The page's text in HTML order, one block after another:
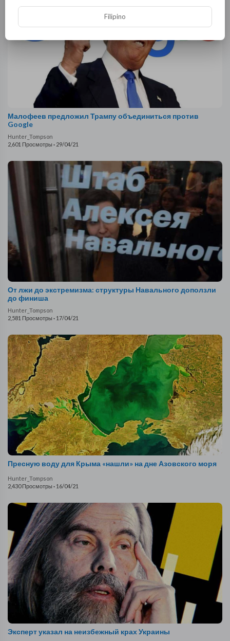
Малофеев предложил Трампу объединиться против
Google
Hunter_Tompson
2,601 Просмотры · 29/04/21
От лжи до экстремизма: структуры Навального доползли
до финиша
Hunter_Tompson
2,581 Просмотры · 17/04/21
Пресную воду для Крыма «нашли» на дне Азовского моря
Hunter_Tompson
2,430 Просмотры · 16/04/21
Эксперт указал на неизбежный крах Украины
Filipino